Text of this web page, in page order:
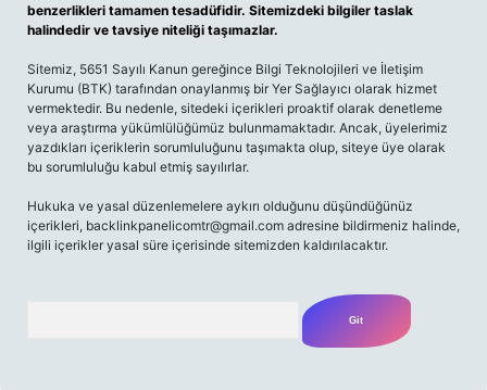
benzerlikleri tamamen tesadüfidir. Sitemizdeki bilgiler taslak
halindedir ve tavsiye niteliği taşımazlar.
Sitemiz, 5651 Sayılı Kanun gereğince Bilgi Teknolojileri ve İletişim
Kurumu (BTK) tarafından onaylanmış bir Yer Sağlayıcı olarak hizmet
vermektedir. Bu nedenle, sitedeki içerikleri proaktif olarak denetleme
veya araştırma yükümlülüğümüz bulunmamaktadır. Ancak, üyelerimiz
yazdıkları içeriklerin sorumluluğunu taşımakta olup, siteye üye olarak
bu sorumluluğu kabul etmiş sayılırlar.
Hukuka ve yasal düzenlemelere aykırı olduğunu düşündüğünüz
içerikleri, backlinkpanelicomtr@gmail.com adresine bildirmeniz halinde,
ilgili içerikler yasal süre içerisinde sitemizden kaldırılacaktır.